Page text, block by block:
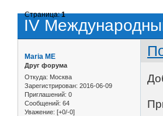
IV
Страница:1
Maria ME
Друг форума
Откуда: Москва
Зарегистрирован: 2016-06-09
Приглашений: 0
Сообщений: 64
Уважение: [+0/-0]